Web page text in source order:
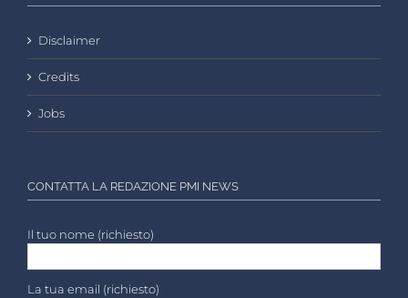
Disclaimer
Credits
Jobs
CONTATTA LA REDAZIONE PMI NEWS
Il tuo nome (richiesto)
La tua email (richiesto)